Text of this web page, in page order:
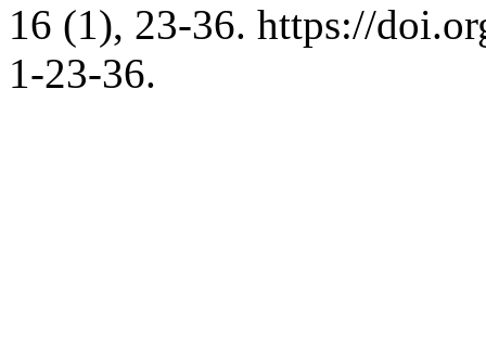
16 (1), 23-36. https://
1-23-36.